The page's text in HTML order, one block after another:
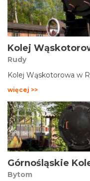
Kolej
Rudy
Kolej Wąskotorowa w
więcej >>
Górnośląskie
Bytom